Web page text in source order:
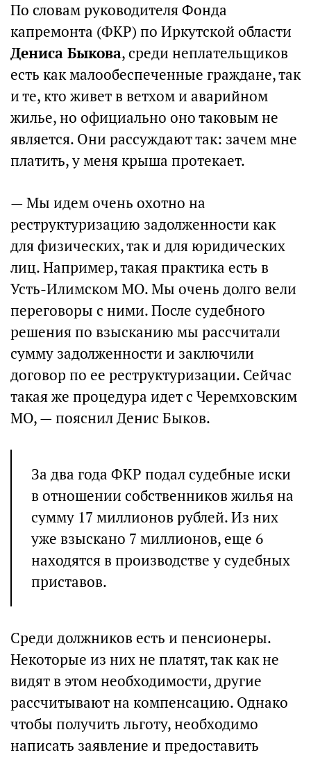
По словам руководителя Фонда
капремонта (ФКР) по Иркутской области
Дениса Быкова, среди неплательщиков
есть как малообеспеченные граждане, так
и те, кто живет в ветхом и аварийном
жилье, но официально оно таковым не
является. Они рассуждают так: зачем мне
платить, у меня крыша протекает.
— Мы идем очень охотно на
реструктуризацию задолженности как
для физических, так и для юридических
лиц. Например, такая практика есть в
Усть-Илимском МО. Мы очень долго вели
переговоры с ними. После судебного
решения по взысканию мы рассчитали
сумму задолженности и заключили
договор по ее реструктуризации. Сейчас
такая же процедура идет с Черемховским
МО, — пояснил Денис Быков.
За два года ФКР подал судебные иски
в отношении собственников жилья на
сумму 17 миллионов рублей. Из них
уже взыскано 7 миллионов, еще 6
находятся в производстве у судебных
приставов.
Среди должников есть и пенсионеры.
Некоторые из них не платят, так как не
видят в этом необходимости, другие
рассчитывают на компенсацию. Однако
чтобы получить льготу, необходимо
написать заявление и предоставить